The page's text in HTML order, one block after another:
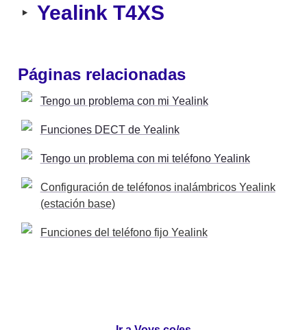
‣ Yealink T4XS
Páginas relacionadas
Tengo un problema con mi Yealink
Funciones DECT de Yealink
Tengo un problema con mi teléfono Yealink
Configuración de teléfonos inalámbricos Yealink
(estación base)
Funciones del teléfono fijo Yealink